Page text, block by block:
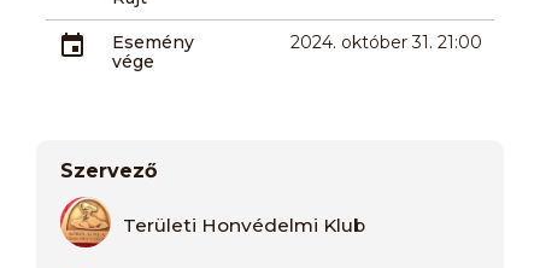
Esemény
vége
2024. október 31. 21:00
Szervező
Területi Honvédelmi Klub